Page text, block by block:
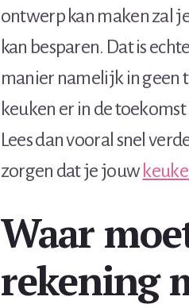
ontwerp kan maken zal
kan besparen. Dat is
manier namelijk in geen
keuken er in de
Lees dan vooral snel
zorgen dat je jouw
Waar
rekening